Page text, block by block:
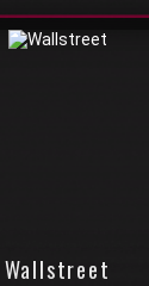
Wallstreet